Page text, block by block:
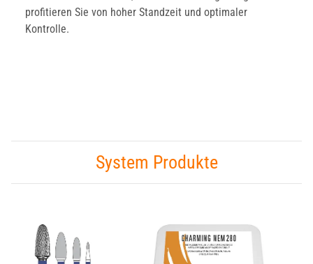
profitieren Sie von hoher Standzeit und optimaler
Kontrolle.
System Produkte